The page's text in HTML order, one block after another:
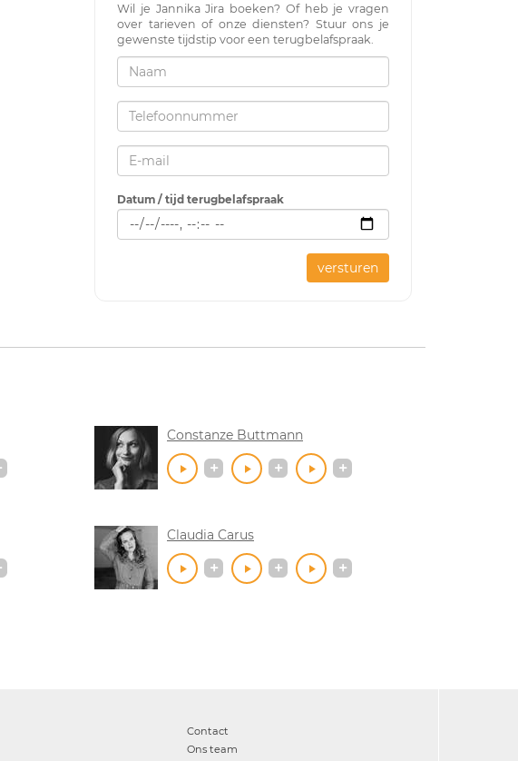
Wil je Jannika Jira boeken? Of heb je vragen
over tarieven of onze diensten? Stuur ons je
gewenste tijdstip voor een terugbelafspraak.
Datum / tijd terugbelafspraak
versturen
Constanze Buttmann
Claudia Carus
Contact
Ons team